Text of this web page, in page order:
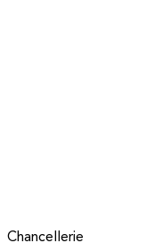
Chancellerie